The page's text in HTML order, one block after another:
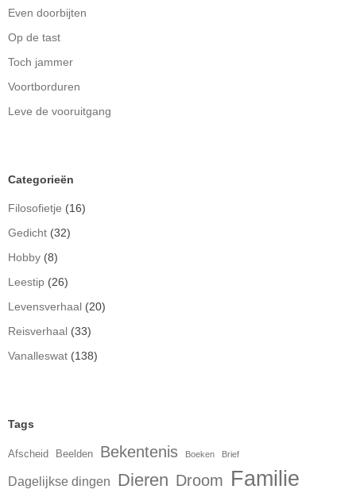
Even doorbijten
Op de tast
Toch jammer
Voortborduren
Leve de vooruitgang
Categorieën
Filosofietje (16)
Gedicht (32)
Hobby (8)
Leestip (26)
Levensverhaal (20)
Reisverhaal (33)
Vanalleswat (138)
Tags
Afscheid Beelden Bekentenis Boeken Brief
Dagelijkse dingen Dieren Droom Familie